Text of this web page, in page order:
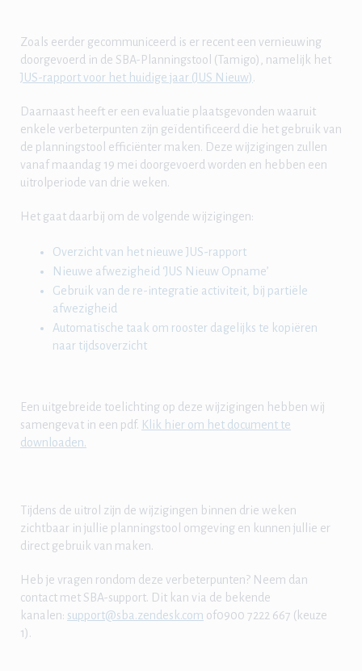
Zoals eerder gecommuniceerd is er recent een vernieuwing
doorgevoerd in de SBA-Planningstool (Tamigo), namelijk het
JUS-rapport voor het huidige jaar (JUS Nieuw).
Daarnaast heeft er een evaluatie plaatsgevonden waaruit
enkele verbeterpunten zijn geïdentificeerd die het gebruik van
de planningstool efficiënter maken. Deze wijzigingen zullen
vanaf maandag 19 mei doorgevoerd worden en hebben een
uitrolperiode van drie weken.
Het gaat daarbij om de volgende wijzigingen:
Overzicht van het nieuwe JUS-rapport
Nieuwe afwezigheid ‘JUS Nieuw Opname’
Gebruik van de re-integratie activiteit, bij partiële
afwezigheid
Automatische taak om rooster dagelijks te kopiëren
naar tijdsoverzicht
Een uitgebreide toelichting op deze wijzigingen hebben wij
samengevat in een pdf. Klik hier om het document te
downloaden.
Tijdens de uitrol zijn de wijzigingen binnen drie weken
zichtbaar in jullie planningstool omgeving en kunnen jullie er
direct gebruik van maken.
Heb je vragen rondom deze verbeterpunten? Neem dan
contact met SBA-support. Dit kan via de bekende
kanalen: support@sba.zendesk.com of0900 7222 667 (keuze
1).